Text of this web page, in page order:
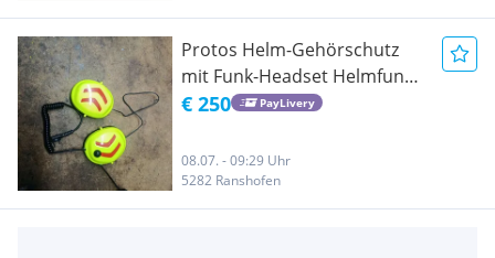
Protos Helm-Gehörschutz
mit Funk-Headset Helmfunk/
Forstfunk
€ 250 PayLivery
08.07. - 09:29 Uhr
5282 Ranshofen